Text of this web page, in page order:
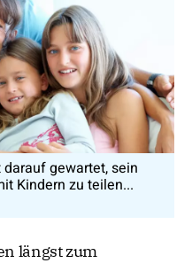
gewartet, sein
Kindern zu teilen...
längst zum